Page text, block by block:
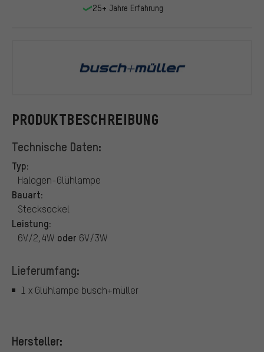
PRODUKTBESCHREIBUNG
Technische Daten:
Typ:
Halogen-Glühlampe
Bauart:
Stecksockel
Leistung:
6V/2,4W oder 6V/3W
Lieferumfang:
1 x Glühlampe busch+müller
Hersteller:
25+ Jahre Erfahrung